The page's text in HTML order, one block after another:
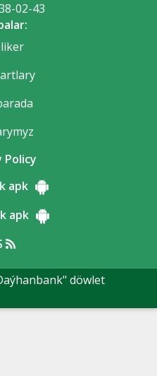
02-43
Policy
apk
apk
döwlet